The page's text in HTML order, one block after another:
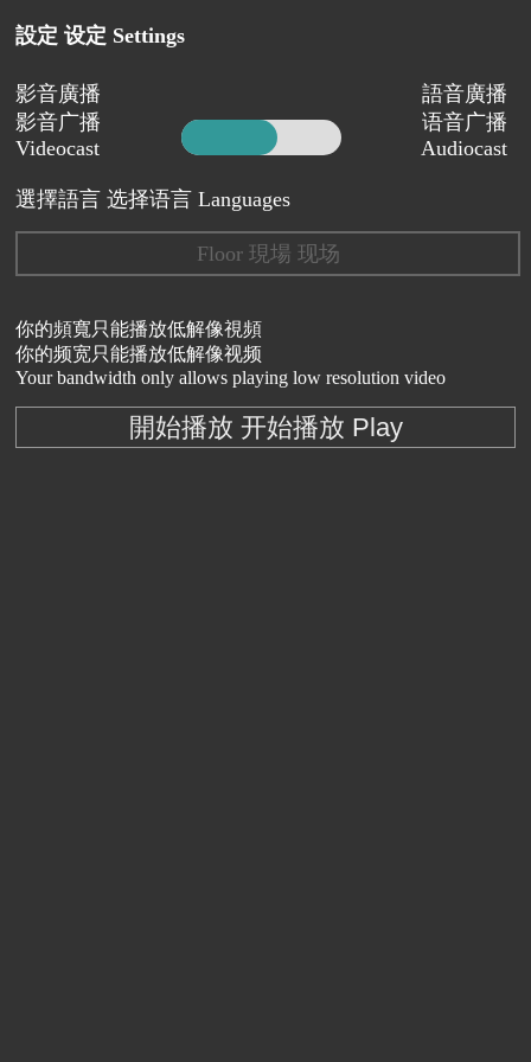
設定 设定 Settings
影音廣播
影音广播
Videocast
語音廣播
语音广播
Audiocast
選擇語言 选择语言 Languages
Floor 現場 现场
你的頻寬只能播放低解像視頻
你的频宽只能播放低解像视频
Your bandwidth only allows playing low resolution video
開始播放 开始播放 Play